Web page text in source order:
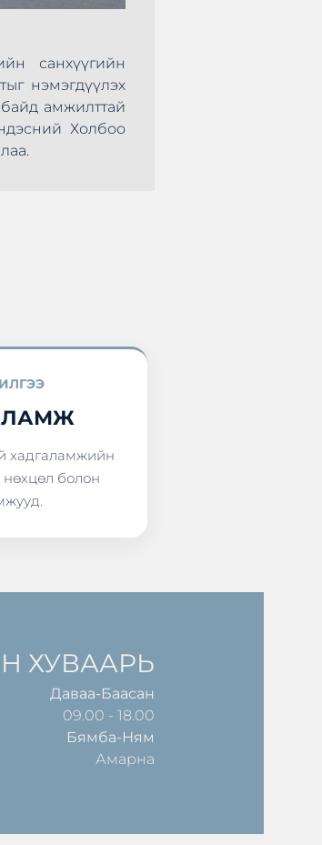
санхүүгийн
нэмэгдүүлэх
амжилттай
Холбоо
хадгаламжийн
нөхцөл болон
ХУВААРЬ
Даваа-Баасан
09.00 - 18.00
Бямба-Ням
Амарна